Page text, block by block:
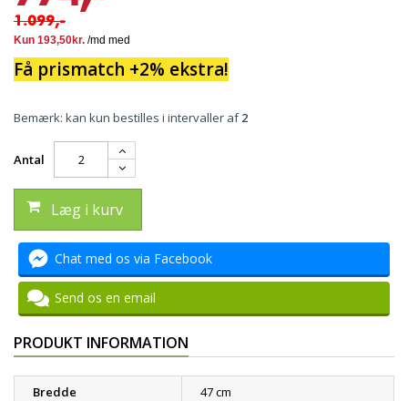
1.099,-
Få prismatch +2% ekstra!
Bemærk: kan kun bestilles i intervaller af2
Antal
Læg i kurv
Chat med os via Facebook
Send os en email
PRODUKT INFORMATION
Bredde 47 cm